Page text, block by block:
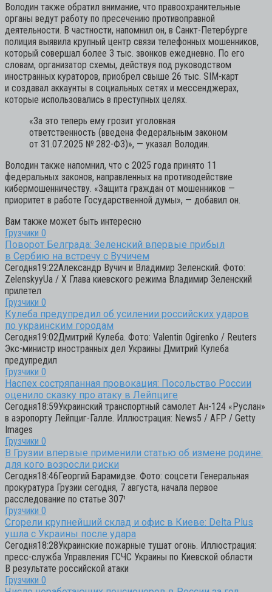
Володин также обратил внимание, что правоохранительные
органы ведут работу по пресечению противоправной
деятельности. В частности, напомнил он, в Санкт-Петербурге
полиция выявила крупный центр связи телефонных мошенников,
который совершал более 3 тыс. звонков ежедневно. По его
словам, организатор схемы, действуя под руководством
иностранных кураторов, приобрел свыше 26 тыс. SIM-карт
и создавал аккаунты в социальных сетях и мессенджерах,
которые использовались в преступных целях.
«За это теперь ему грозит уголовная
ответственность (введена Федеральным законом
от 31.07.2025 № 282-ФЗ)», — указал Володин.
Володин также напомнил, что с 2025 года принято 11
федеральных законов, направленных на противодействие
кибермошенничеству. «Защита граждан от мошенников —
приоритет в работе Государственной думы», — добавил он.
Вам также может быть интересно
Грузчики 0
Поворот Белграда: Зеленский впервые прибыл
в Сербию на встречу с Вучичем
Сегодня19:22Александр Вучич и Владимир Зеленский. Фото:
ZelenskyyUa / X Глава киевского режима Владимир Зеленский
прилетел
Грузчики 0
Кулеба предупредил об усилении российских ударов
по украинским городам
Сегодня19:02Дмитрий Кулеба. Фото: Valentin Ogirenko / Reuters
Экс-министр иностранных дел Украины Дмитрий Кулеба
предупредил
Грузчики 0
Наспех состряпанная провокация: Посольство России
оценило сказку про атаку в Лейпциге
Сегодня18:59Украинский транспортный самолет Ан-124 «Руслан»
в аэропорту Лейпциг-Галле. Иллюстрация: News5 / AFP / Getty
Images
Грузчики 0
В Грузии впервые применили статью об измене родине:
для кого возросли риски
Сегодня18:46Георгий Барамидзе. Фото: соцсети Генеральная
прокуратура Грузии сегодня, 7 августа, начала первое
расследование по статье 307¹
Грузчики 0
Сгорели крупнейший склад и офис в Киеве: Delta Plus
ушла с Украины после удара
Сегодня18:28Украинские пожарные тушат огонь. Иллюстрация:
пресс-служба Управления ГСЧС Украины по Киевской области
В результате российской атаки
Грузчики 0